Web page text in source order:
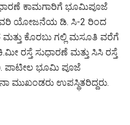
ಕಾಮಗಾರಿಗೆ ಭೂಮಿಪೂಜೆ
ಯೋಜನೆಯ ಡಿ. ಸಿ-2 ರಿಂದ
ಕೊರಬು ಗಲ್ಲಿ ಮಸೂತಿ ವರೆಗೆ
ರಸ್ತೆ ಸುಧಾರಣೆ ಮತ್ತು ಸಿಸಿ ರಸ್ತೆ
ಪಾಟೀಲ‌ ಭೂಮಿ ಪೂಜೆ
ಮುಖಂಡರು ಉಪಸ್ಥಿತರಿದ್ದರು.